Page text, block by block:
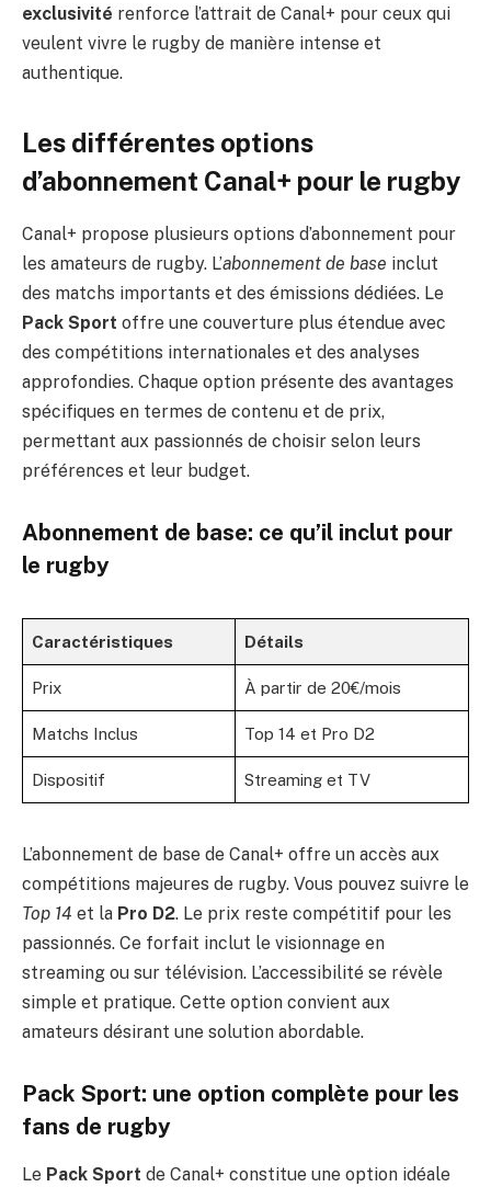
exclusivité renforce l’attrait de Canal+ pour ceux qui
veulent vivre le rugby de manière intense et
authentique.
Les différentes options
d’abonnement Canal+ pour le rugby
Canal+ propose plusieurs options d’abonnement pour
les amateurs de rugby. L’abonnement de base inclut
des matchs importants et des émissions dédiées. Le
Pack Sport offre une couverture plus étendue avec
des compétitions internationales et des analyses
approfondies. Chaque option présente des avantages
spécifiques en termes de contenu et de prix,
permettant aux passionnés de choisir selon leurs
préférences et leur budget.
Abonnement de base: ce qu’il inclut pour
le rugby
Caractéristiques Détails
Prix À partir de 20€/mois
Matchs Inclus Top 14 et Pro D2
Dispositif Streaming et TV
L’abonnement de base de Canal+ offre un accès aux
compétitions majeures de rugby. Vous pouvez suivre le
Top 14 et la Pro D2. Le prix reste compétitif pour les
passionnés. Ce forfait inclut le visionnage en
streaming ou sur télévision. L’accessibilité se révèle
simple et pratique. Cette option convient aux
amateurs désirant une solution abordable.
Pack Sport: une option complète pour les
fans de rugby
Le Pack Sport de Canal+ constitue une option idéale